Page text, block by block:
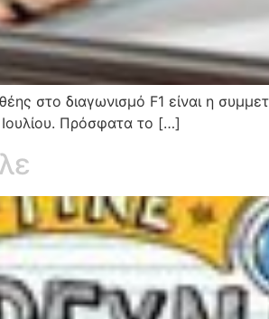
στο διαγωνισμό F1 είναι η
Πρόσφατα το […]